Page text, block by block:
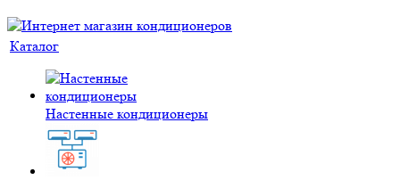
Каталог
Настенные кондиционеры